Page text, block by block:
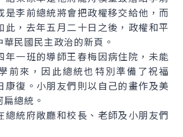
是李前總統將會把政權移交給他，而
此，去年五月二十日之後，政權和平
民國民主政治的新頁。
年一班的導師王春梅因病住院，未能
前來，因此總統也特別準備了祝福
康復。小朋友們則以自己的畫作及美
總統。
總統府敞廳和校長、老師及小朋友們